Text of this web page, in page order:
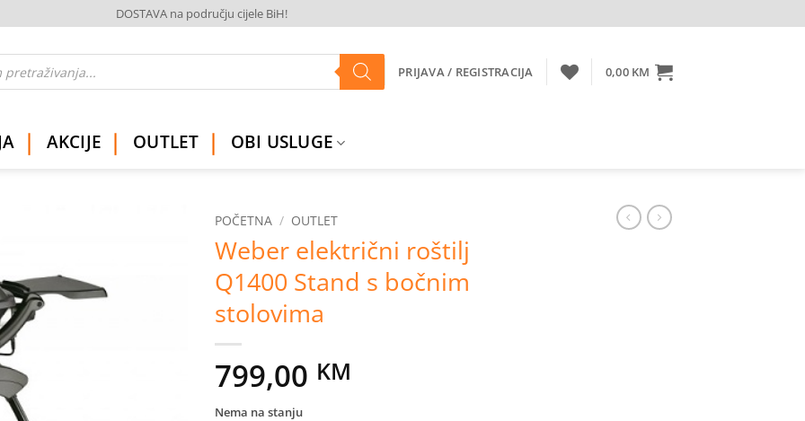
DOSTAVA na području cijele BiH!
PRIJAVA / REGISTRACIJA 0,00 KM
AKCIJE OUTLET OBI USLUGE
POČETNA / OUTLET
Weber električni roštilj
Q1400 Stand s bočnim
stolovima
799,00 KM
Nema na stanju